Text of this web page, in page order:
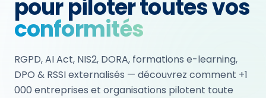
pour piloter toutes vos
conformités
RGPD, AI Act, NIS2, DORA, formations e-learning,
DPO & RSSI externalisés — découvrez comment +1
000 entreprises et organisations pilotent toute